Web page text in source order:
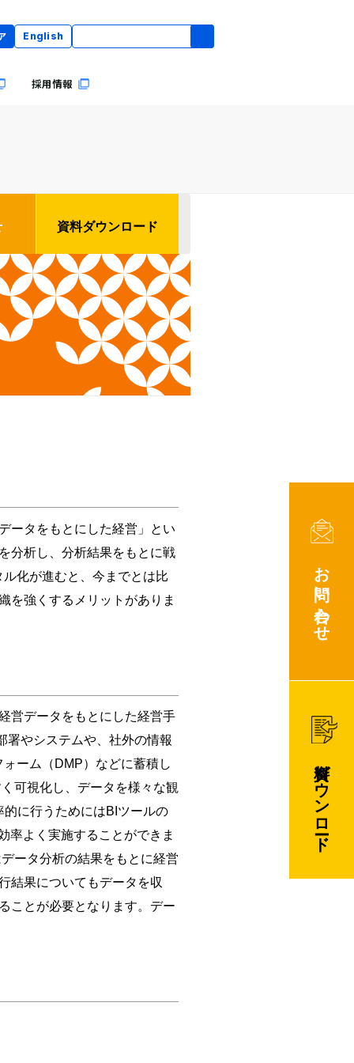
English
採用情報
資料ダウンロード
ータをもとにした経営」とい
分析し、分析結果をもとに戦
化が進むと、今までとは比
を強くするメリットがありま
営データをもとにした経営手
署やシステムや、社外の情報
ーム（DMP）などに蓄積し
可視化し、データを様々な観
に行うためにはBIツールの
率よく実施することができま
ータ分析の結果をもとに経営
結果についてもデータを収
ことが必要となります。デー
お問い合わせ
資料ダウンロード